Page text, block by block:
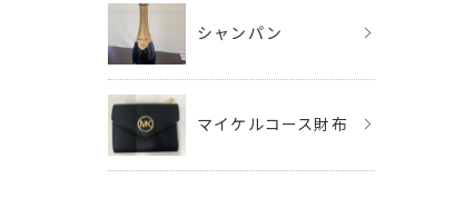
シャンパン
マイケルコース財布